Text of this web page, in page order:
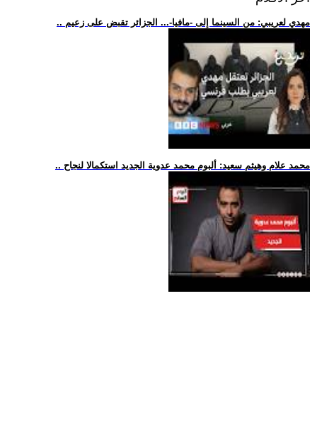
.. مهدي لعريبي: من السينما إلى -مافيا-... الجزائر تقبض على زعيم
.. محمد علام وهيثم سعيد: ألبوم محمد عدوية الجديد استكمالا لنجاح